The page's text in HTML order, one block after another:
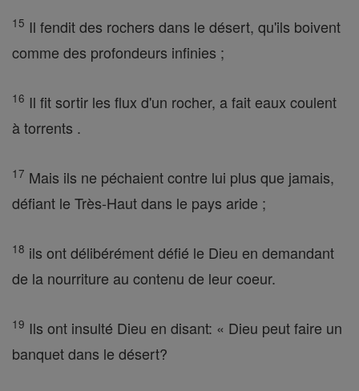
15 Il fendit des rochers dans le désert, qu'ils boivent
comme des profondeurs infinies ;
16 Il fit sortir les flux d'un rocher, a fait eaux coulent
à torrents .
17 Mais ils ne péchaient contre lui plus que jamais,
défiant le Très-Haut dans le pays aride ;
18 ils ont délibérément défié le Dieu en demandant
de la nourriture au contenu de leur coeur.
19 Ils ont insulté Dieu en disant: « Dieu peut faire un
banquet dans le désert?